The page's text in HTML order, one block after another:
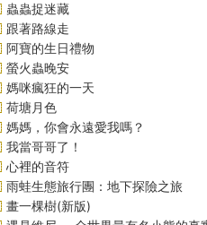
蟲蟲捉迷藏
跟著路線走
阿寶的生日禮物
螢火蟲晚安
媽咪瘋狂的一天
荷塘月色
媽媽，你會永遠愛我嗎？
我當哥哥了！
心裡的音符
雨蛙生態旅行團：地下探險之旅
畫一棵樹(新版)